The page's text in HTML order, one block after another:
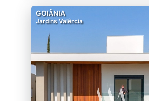
GOIÂNIA
Jardins Valência